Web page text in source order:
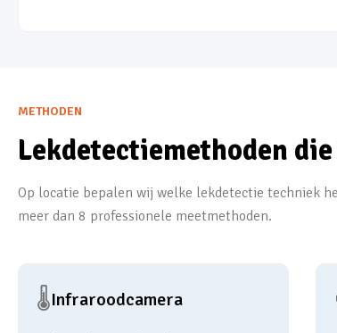
METHODEN
Lekdetectiemethoden
Op locatie bepalen wij welke lekdetectie techniek
meer dan 8 professionele meetmethoden.
🌡️Infraroodcamera